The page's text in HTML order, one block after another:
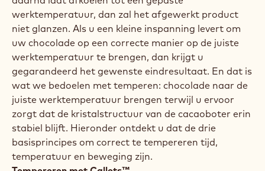
bedoeling om de cacaoboter voor te kristalliseren.
Dat is belangrijk als u uw chocolade klaarmaakt om
te verwerken. Tijdens het tempereren neemt de
cacaoboter in de chocolade een stabiele
kristalheldere vorm aan. Dat garandeert een perfect
afgewerkt product met een satijnglans en harde
beet. Het zorgt er ook voor dat de chocolade krimpt
tijdens het afkoelen, waardoor u hem gemakkelijker
uit de moulure kunt halen. Als chocolade gewoon
wordt gesmolten (tussen 40 en 45 °C) en u hem
daarna laat afkoelen tot een gepaste
werktemperatuur, dan zal het afgewerkt product